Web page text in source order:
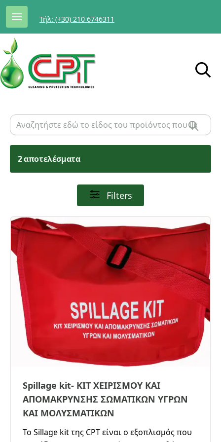
Τήλ: (+30) 210 6746311
2 αποτελέσματα
Filters
Spillage kit- ΚΙΤ ΧΕΙΡΙΣΜΟΥ ΚΑΙ
ΑΠΟΜΑΚΡΥΝΣΗΣ ΣΩΜΑΤΙΚΩΝ ΥΓΡΩΝ
ΚΑΙ ΜΟΛΥΣΜΑΤΙΚΩΝ
Το Sillage kit της CPT είναι ο εξοπλισμός που